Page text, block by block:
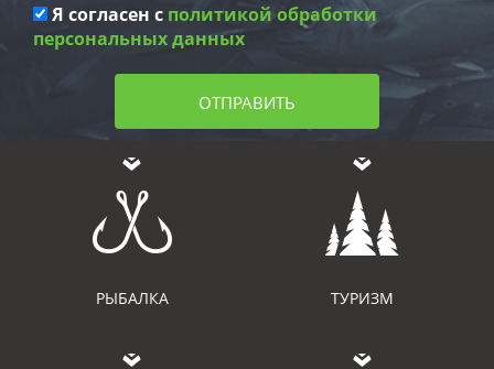
Я согласен с политикой обработки
персональных данных
ОТПРАВИТЬ
РЫБАЛКА ТУРИЗМ